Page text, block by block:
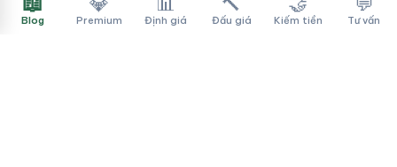
Blog Premium Định giá Đấu giá Kiếm tiền Tư vấn